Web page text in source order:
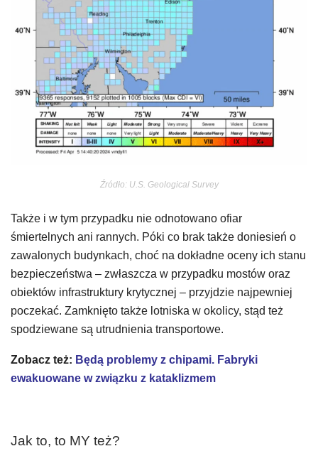
Źródło: U.S. Geological Survey
Także i w tym przypadku nie odnotowano ofiar
śmiertelnych ani rannych. Póki co brak także doniesień o
zawalonych budynkach, choć na dokładne oceny ich stanu
bezpieczeństwa – zwłaszcza w przypadku mostów oraz
obiektów infrastruktury krytycznej – przyjdzie najpewniej
poczekać. Zamknięto także lotniska w okolicy, stąd też
spodziewane są utrudnienia transportowe.
Zobacz też: Będą problemy z chipami. Fabryki
ewakuowane w związku z kataklizmem
Jak to, to MY też?